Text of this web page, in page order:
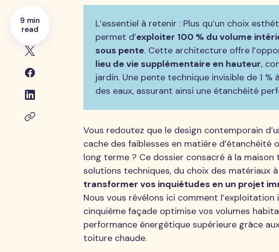
9 min
read
L’essentiel à retenir : Plus qu’un choix
permet d’exploiter 100 % du volume
sous pente. Cette architecture offre
lieu de vie supplémentaire en hauteur,
jardin. Une pente technique invisible de 1 %
des eaux, assurant ainsi une étanchéité
Vous redoutez que le design contemporain
cache des faiblesses en matière d’étanchéité
long terme ? Ce dossier consacré à la
solutions techniques, du choix des matériaux
transformer vos inquiétudes en un projet
Nous vous révélons ici comment
cinquième façade optimise vos volumes
performance énergétique supérieure grâce
toiture chaude.